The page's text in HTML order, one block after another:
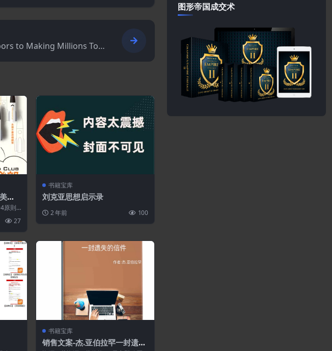
to Making Millions Top
元
原則
27
书籍宝库
刘克亚思想启示录
2 年前 100
书籍宝库
销售文案-杰.亚伯拉罕一封遗失
图形帝国成交术